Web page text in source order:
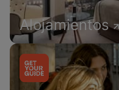
Alojamientos